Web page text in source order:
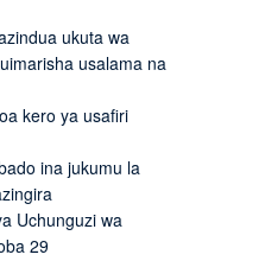
ukuta wa
usalama na
kero ya usafiri
ina jukumu la
Uchunguzi wa
29